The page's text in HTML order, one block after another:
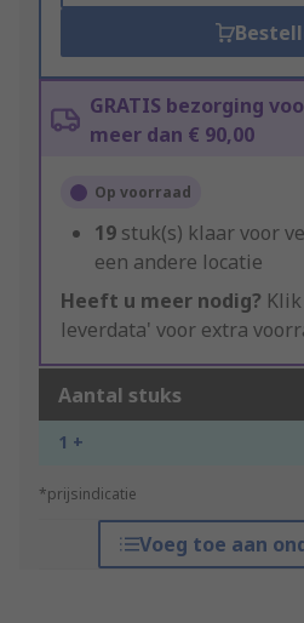
GRATIS bezorging
meer dan € 90,00
Op voorraad
19 stuk(s) klaar voor
een andere locatie
Heeft u meer nodig?
leverdata' voor extra
Aantal stuks
1 +
*prijsindicatie
Voeg toe aan